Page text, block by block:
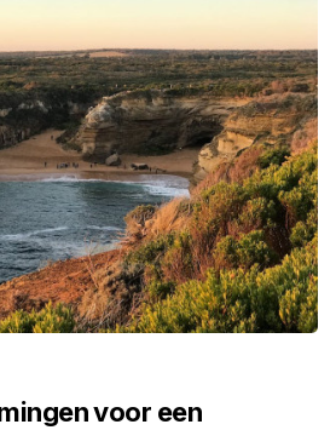
voor een